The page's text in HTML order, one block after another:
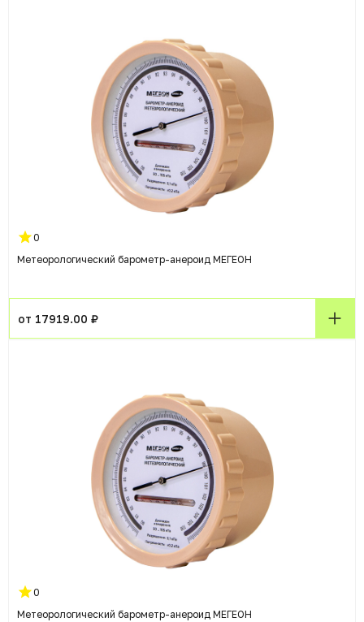
0
Метеорологический барометр-анероид МЕГЕОН
от 17919.00 ₽
0
Метеорологический барометр-анероид МЕГЕОН